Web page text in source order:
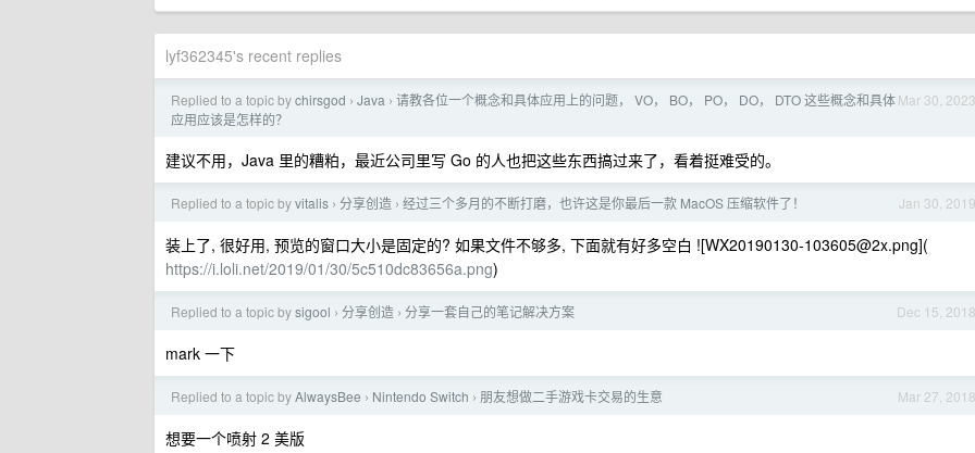
lyf362345's recent replies
Mar 30, 2023
Replied to a topic bychirsgod › Java › 请教各位一个概念和具体应用上的问题， VO， BO， PO， DO， DTO 这些概念和具体
应用应该是怎样的？
建议不用，Java 里的糟粕，最近公司里写 Go 的人也把这些东西搞过来了，看着挺难受的。
Jan 30, 2019
Replied to a topic byvitalis › 分享创造 › 经过三个多月的不断打磨，也许这是你最后一款 MacOS 压缩软件了！
装上了, 很好用, 预览的窗口大小是固定的? 如果文件不够多, 下面就有好多空白 ![WX20190130-103605@2x.png](
https://i.loli.net/2019/01/30/5c510dc83656a.png)
Dec 15, 2018
Replied to a topic bysigool › 分享创造 › 分享一套自己的笔记解决方案
mark 一下
Mar 27, 2018
Replied to a topic byAlwaysBee › Nintendo Switch › 朋友想做二手游戏卡交易的生意
想要一个喷射 2 美版